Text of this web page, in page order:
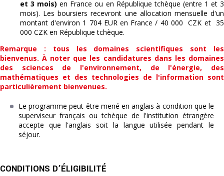
et 3 mois)en France ou en République tchèque (entre 1 et 3
mois). Les boursiers recevront une allocation mensuelle d'un
montant d'environ 1 704 EUR en France / 40 000 CZK et 35
000 CZK en République tchèque.
Remarque : tous les domaines scientifiques sont les
bienvenus. À noter que les candidatures dans les domaines
des sciences de l'environnement, de l'énergie, des
mathématiques et des technologies de l'information sont
particulièrement bienvenues.
Le programme peut être mené en anglais à condition que le
superviseur français ou tchèque de l'institution étrangère
accepte que l'anglais soit la langue utilisée pendant le
séjour.
CONDITIONS D’ÉLIGIBILITÉ